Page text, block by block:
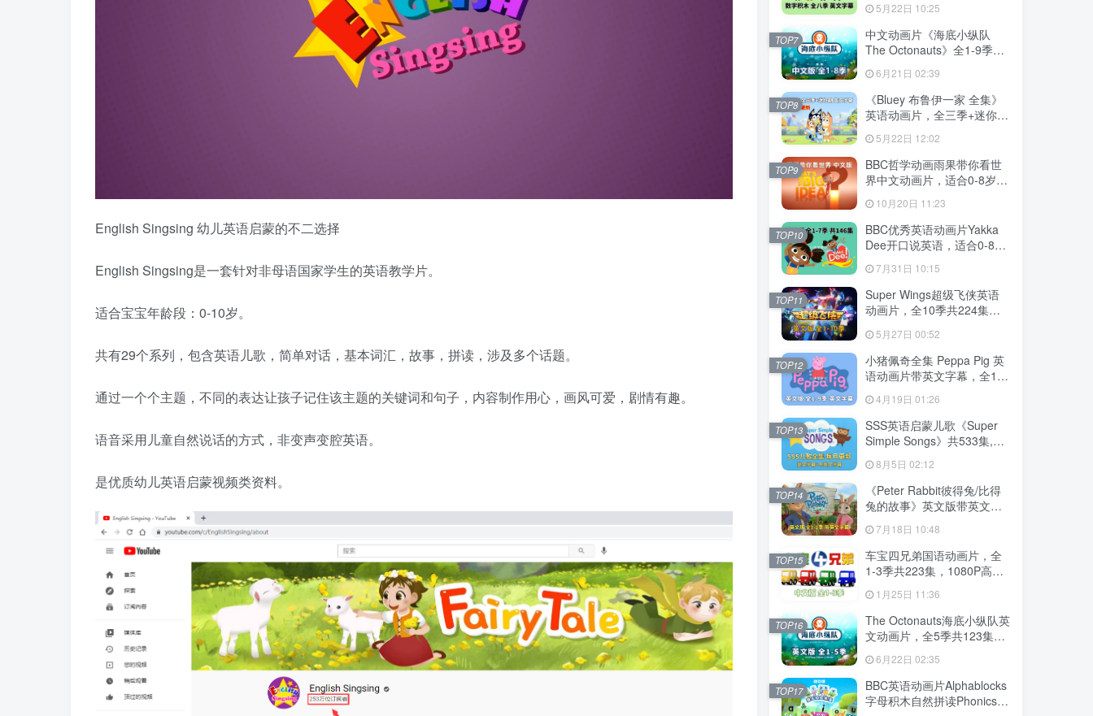
English Singsing 幼儿英语启蒙的不二选择
English Singsing是一套针对非母语国家学生的英语教学片。
适合宝宝年龄段：0-10岁。
共有29个系列，包含英语儿歌，简单对话，基本词汇，故事，拼读，涉及多个话题。
通过一个个主题，不同的表达让孩子记住该主题的关键词和句子，内容制作用心，画风可爱，剧情有趣。
语音采用儿童自然说话的方式，非变声变腔英语。
是优质幼儿英语启蒙视频类资料。
别专辑共198集，1080P高清
视频带英文字幕，送配套音
频MP3，百度云网盘下载！
5月22日 10:25
中文动画片《海底小纵队
The Octonauts》全1-9季共
247集+特别版9集，1080P
高清视频带中文字幕，百度
云网盘下载
6月21日 02:39
TOP7
《Bluey 布鲁伊一家 全集》
英语动画片，全三季+迷你剧
共204集，1080P高清视频带
英文字幕，带配套音频
MP3，百度云网盘下载！
5月22日 12:02
TOP8
BBC哲学动画雨果带你看世
界中文动画片，适合0-8岁，
全52集，1080P高清视频，
百度云网盘下载
10月20日 11:23
TOP9
BBC优秀英语动画片Yakka
Dee开口说英语，适合0-8
岁，全1-7季总共146集，
1080P高清视频带英文字
幕，送配套音频MP3，百度
云网盘下载！
7月31日 10:15
TOP10
Super Wings超级飞侠英语
动画片，全10季共224集，
幕，带配套音频MP3，百度
云网盘下载！
5月27日 00:52
TOP11
小猪佩奇全集 Peppa Pig 英
语动画片带英文字幕，全1-9
频，百度云网盘下载！
4月19日 01:26
TOP12
SSS英语启蒙儿歌《Super
Simple Songs》共533集,
+中英文字幕+配套音频
MP3，百度云网盘下载！
8月5日 02:12
TOP13
《Peter Rabbit彼得兔/比得
兔的故事》英文版带英文字
片，带配套音频MP3，百度
云网盘下载！
7月18日 10:48
TOP14
车宝四兄弟国语动画片，全
1-3季共223集，1080P高清
盘下载
1月25日 11:36
TOP15
The Octonauts海底小纵队英
文动画片，全5季共123集，
幕，带配套音频MP3，百度
云网盘下载
6月22日 02:35
TOP16
BBC英语动画片Alphablocks
字母积木自然拼读Phonics，
TOP17